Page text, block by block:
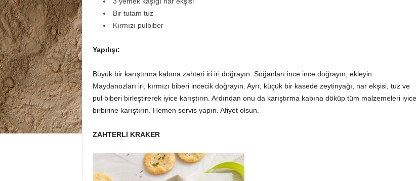
Bir tutam tuz
Kırmızı pulbiber
Yapılışı:
Büyük bir karıştırma kabına zahteri iri iri doğrayın. Soğanları ince ince doğrayın, ekleyin.
Maydanozları iri, kırmızı biberi incecik doğrayın. Ayrı, küçük bir kasede zeytinyağı, nar ekşisi, tuz ve
pul biberi birleştirerek iyice karıştırın. Ardından onu da karıştırma kabına döküp tüm malzemeleri iyice
birbirine karıştırın. Hemen servis yapın. Afiyet olsun.
ZAHTERLİ KRAKER